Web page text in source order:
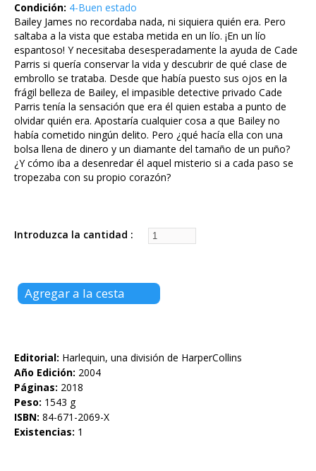
Condición: 4-Buen estado
Bailey James no recordaba nada, ni siquiera quién era. Pero
saltaba a la vista que estaba metida en un lío. ¡En un lío
espantoso! Y necesitaba desesperadamente la ayuda de Cade
Parris si quería conservar la vida y descubrir de qué clase de
embrollo se trataba. Desde que había puesto sus ojos en la
frágil belleza de Bailey, el impasible detective privado Cade
Parris tenía la sensación que era él quien estaba a punto de
olvidar quién era. Apostaría cualquier cosa a que Bailey no
había cometido ningún delito. Pero ¿qué hacía ella con una
bolsa llena de dinero y un diamante del tamaño de un puño?
¿Y cómo iba a desenredar él aquel misterio si a cada paso se
tropezaba con su propio corazón?
Introduzca la cantidad
Editorial: Harlequin, una división de HarperCollins
Año Edición: 2004
Páginas: 2018
Peso: 1543 g
ISBN: 84-671-2069-X
Existencias: 1